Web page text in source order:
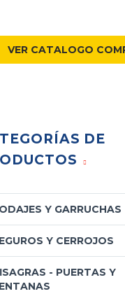
VER CATALOGO
DE
Y GARRUCHAS
Y CERROJOS
- PUERTAS Y